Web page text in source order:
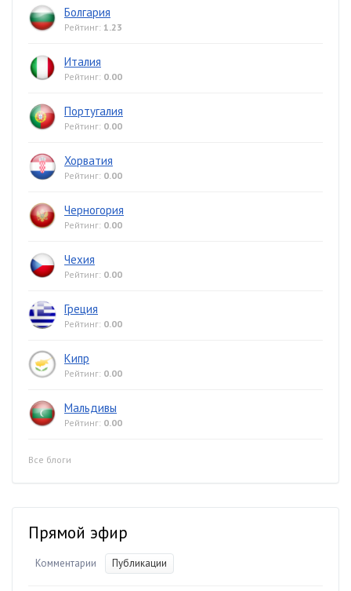
Болгария
Рейтинг: 1.23
Италия
Рейтинг: 0.00
Португалия
Рейтинг: 0.00
Хорватия
Рейтинг: 0.00
Черногория
Рейтинг: 0.00
Чехия
Рейтинг: 0.00
Греция
Рейтинг: 0.00
Кипр
Рейтинг: 0.00
Мальдивы
Рейтинг: 0.00
Все блоги
Прямой эфир
Комментарии Публикации